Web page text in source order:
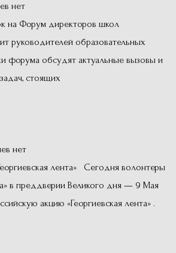
нет
на Форум директоров школ
руководителей образовательных
форума обсудят актуальные вызовы и
стоящих
нет
лента» Сегодня волонтеры
в преддверии Великого дня — 9 Мая
акцию «Георгиевская лента» .